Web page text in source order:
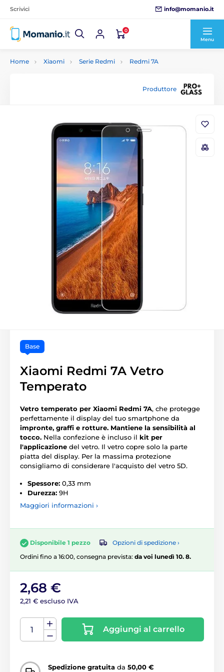
Scrivici info@momanio.it
0
Menu
Home Xiaomi Serie Redmi Redmi 7A
Produttore
Base
Xiaomi Redmi 7A Vetro
Temperato
Vetro temperato per Xiaomi Redmi 7A, che protegge
perfettamente il display del tuo smartphone da
impronte, graffi e rotture. Mantiene la sensibilità al
tocco. Nella confezione è incluso il kit per
l'applicazione del vetro. Il vetro copre solo la parte
piatta del display. Per la massima protezione
consigliamo di considerare l'acquisto del vetro 5D.
Spessore: 0,33 mm
Durezza: 9H
Maggiori informazioni ›
Disponibile 1 pezzo
Opzioni di spedizione ›
Ordini fino a 16:00, consegna prevista: da voi lunedì 10. 8.
2,68 €
2,21 € escluso IVA
Aggiungi al carrello
Spedizione gratuita da 50,00 €